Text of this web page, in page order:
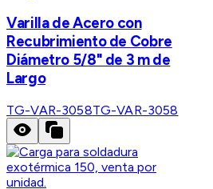
Varilla de Acero con
Recubrimiento de Cobre
Diámetro 5/8" de 3 m de
Largo
TG-VAR-3058TG-VAR-3058